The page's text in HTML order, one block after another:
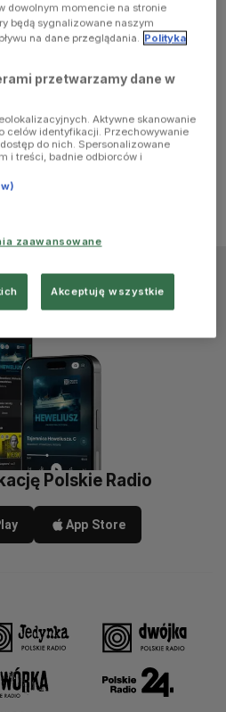
Polskie Radio
App Store
dowolnym momencie na stronie
będą sygnalizowane naszym
na dane przeglądania. Polityka
przetwarzamy dane w
Aktywne skanowanie
celów identyfikacji. Przechowywanie
do nich. Spersonalizowane
i treści, badnie odbiorców i
zaawansowane
Akceptuję wszystkie